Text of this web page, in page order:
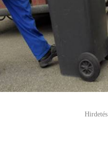
Hirdetés